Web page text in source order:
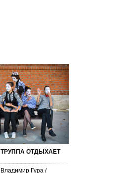
ТРУППА ОТДЫХАЕТ
Владимир Гура /